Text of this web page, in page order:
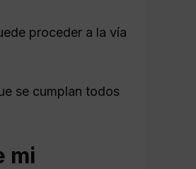
proceder a la vía
se cumplan todos
mi